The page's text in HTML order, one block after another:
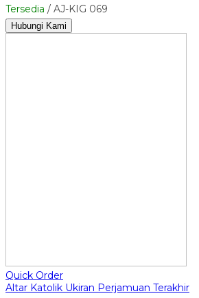
Tersedia / AJ-KIG 069
Hubungi Kami
Quick Order
Altar Katolik Ukiran Perjamuan Terakhir